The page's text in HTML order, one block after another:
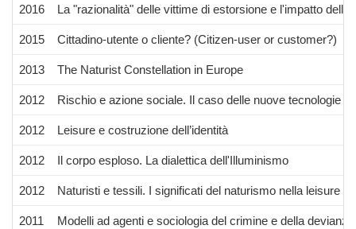
2016 La "razionalità" delle vittime di estorsione e l'impatto
2015 Cittadino-utente o cliente? (Citizen-user or customer?)
2013 The Naturist Constellation in Europe
2012 Rischio e azione sociale. Il caso delle nuove tecnologie
2012 Leisure e costruzione dell’identità
2012 Il corpo esploso. La dialettica dell'Illuminismo
2012 Naturisti e tessili. I significati del naturismo nella leisure
2011 Modelli ad agenti e sociologia del crimine e della